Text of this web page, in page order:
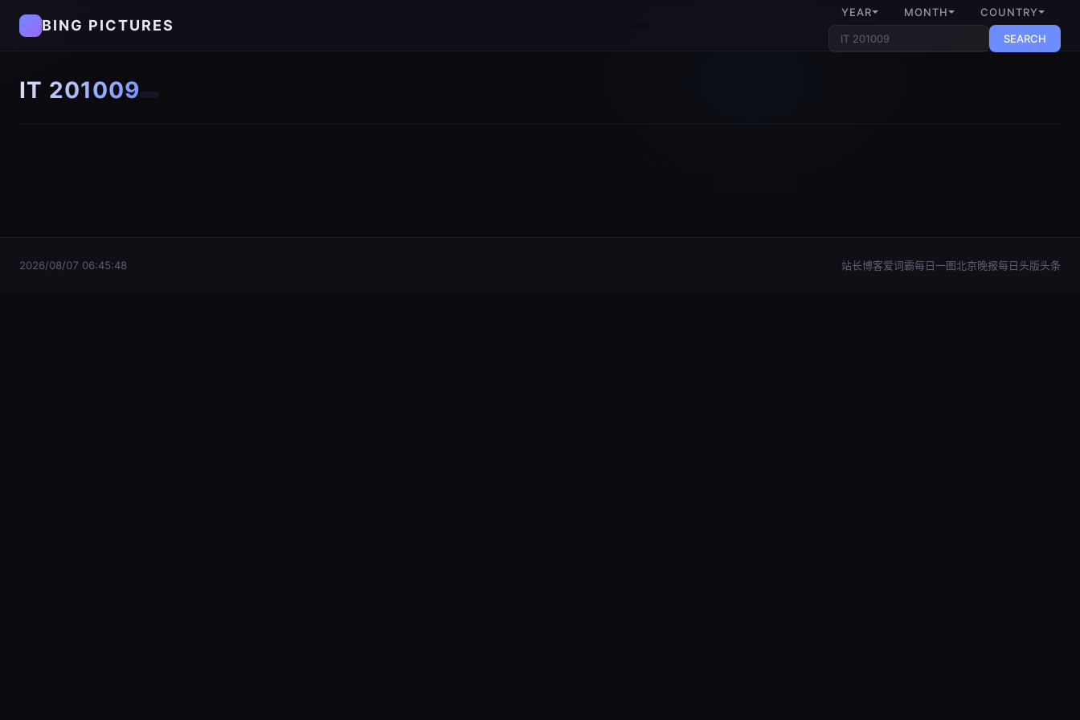
BING PICTURES
YEAR MONTH COUNTRY
SEARCH
IT 201009
2026/08/07 06:45:48 站长博客爱词霸每日一图北京晚报每日头版头条